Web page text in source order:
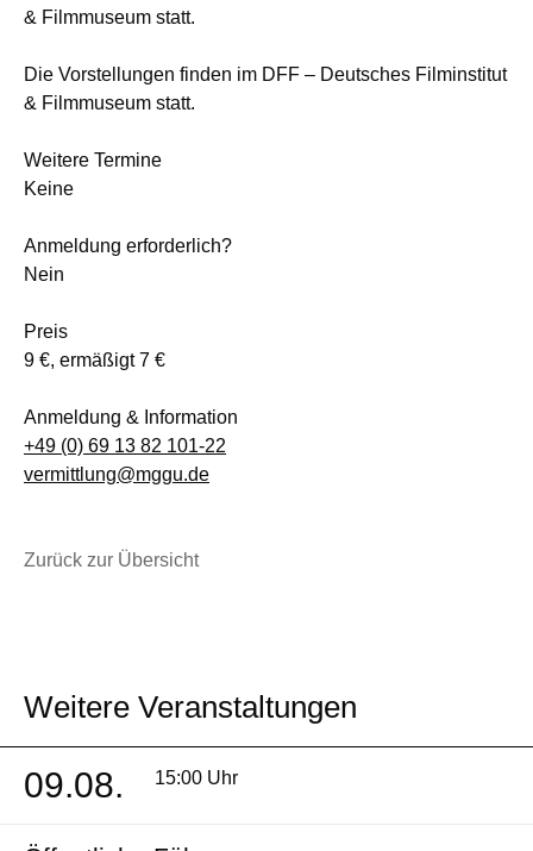
& Filmmuseum statt.
Die Vorstellungen finden im DFF – Deutsches Filminstitut
& Filmmuseum statt.
Weitere Termine
Keine
Anmeldung erforderlich?
Nein
Preis
9 €, ermäßigt 7 €
Anmeldung & Information
+49 (0) 69 13 82 101-22
vermittlung@mggu.de
Zurück zur Übersicht
Weitere Veranstaltungen
09.08. 15:00 Uhr